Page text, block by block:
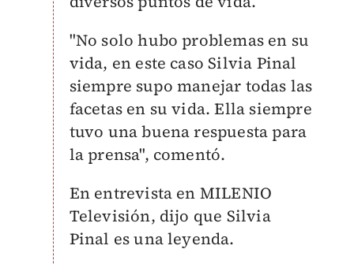
"No solo hubo problemas en su
vida, en este caso Silvia Pinal
siempre supo manejar todas las
facetas en su vida. Ella siempre
tuvo una buena respuesta para
la prensa", comentó.
En entrevista en MILENIO
Televisión, dijo que Silvia
Pinal es una leyenda.